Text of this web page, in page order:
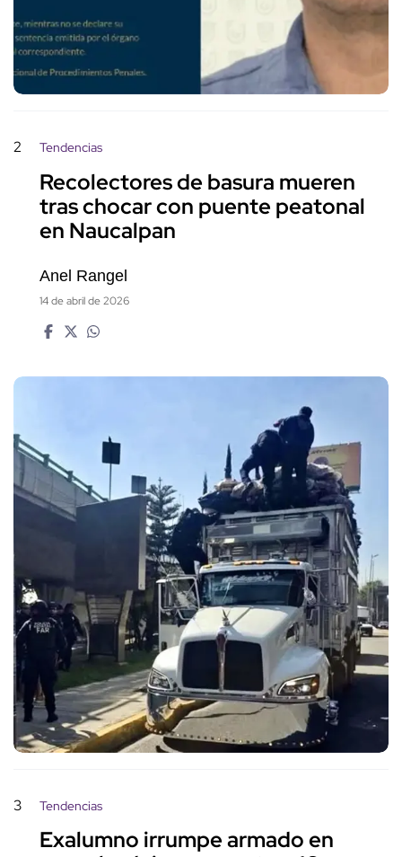
2 Tendencias
Recolectores de basura mueren
tras chocar con puente peatonal
en Naucalpan
Anel Rangel
14 de abril de 2026
3 Tendencias
Exalumno irrumpe armado en